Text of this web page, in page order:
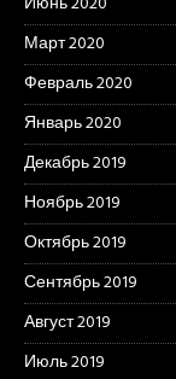
Март 2020
Февраль 2020
Январь 2020
Декабрь 2019
Ноябрь 2019
Октябрь 2019
Сентябрь 2019
Август 2019
Июль 2019